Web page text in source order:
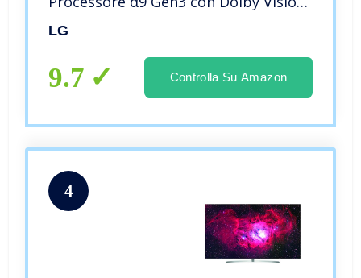
IQ / Dolby Atmos, Compatibile NVIDIA
integrati, inclusa Soundbar SL5Y
2.1ch
LG
9.7 Controlla Su Amazon
4